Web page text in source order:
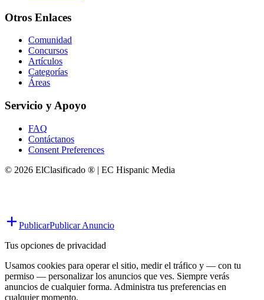
Otros Enlaces
Comunidad
Concursos
Artículos
Categorías
Áreas
Servicio y Apoyo
FAQ
Contáctanos
Consent Preferences
© 2026 ElClasificado ® | EC Hispanic Media
PublicarPublicar Anuncio
Tus opciones de privacidad
Usamos cookies para operar el sitio, medir el tráfico y — con tu
permiso — personalizar los anuncios que ves. Siempre verás
anuncios de cualquier forma. Administra tus preferencias en
cualquier momento.